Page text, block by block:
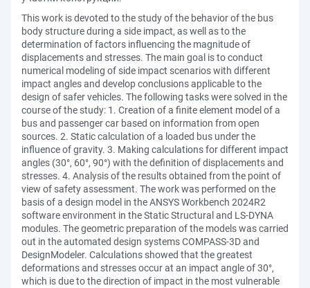
This work is devoted to the study of the behavior of the bus
body structure during a side impact, as well as to the
determination of factors influencing the magnitude of
displacements and stresses. The main goal is to conduct
numerical modeling of side impact scenarios with different
impact angles and develop conclusions applicable to the
design of safer vehicles. The following tasks were solved in the
course of the study: 1. Creation of a finite element model of a
bus and passenger car based on information from open
sources. 2. Static calculation of a loaded bus under the
influence of gravity. 3. Making calculations for different impact
angles (30°, 60°, 90°) with the definition of displacements and
stresses. 4. Analysis of the results obtained from the point of
view of safety assessment. The work was performed on the
basis of a design model in the ANSYS Workbench 2024R2
software environment in the Static Structural and LS-DYNA
modules. The geometric preparation of the models was carried
out in the automated design systems COMPASS-3D and
DesignModeler. Calculations showed that the greatest
deformations and stresses occur at an impact angle of 30°,
which is due to the direction of impact in the most vulnerable